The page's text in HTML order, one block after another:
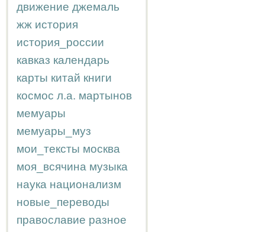
движение джемаль
жж история
история_россии
кавказ календарь
карты китай книги
космос л.а. мартынов
мемуары
мемуары_муз
мои_тексты москва
моя_всячина музыка
наука национализм
новые_переводы
православие разное